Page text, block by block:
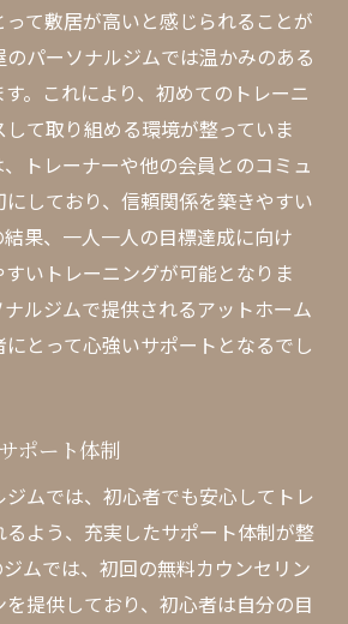
て敷居が高いと感じられることが
パーソナルジムでは温かみのある
。これにより、初めてのトレーニ
て取り組める環境が整っていま
トレーナーや他の会員とのコミュ
しており、信頼関係を築きやすい
果、一人一人の目標達成に向け
いトレーニングが可能となりま
ルジムで提供されるアットホーム
とって心強いサポートとなるでし
ポート体制
ムでは、初心者でも安心してトレ
よう、充実したサポート体制が整
ムでは、初回の無料カウンセリン
提供しており、初心者は自分の目